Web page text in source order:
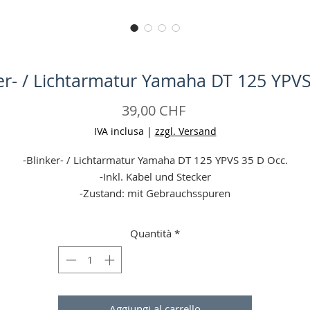
/ Lichtarmatur Yamaha DT 125
39,00 CHFPrezzo
IVA inclusa | zzgl. Versand
-Blinker- / Lichtarmatur Yamaha DT 125 YPVS 35 D Occ.
-Inkl. Kabel und Stecker
-Zustand: mit Gebrauchsspuren
-Angaben ohne Gewähr
Quantità *